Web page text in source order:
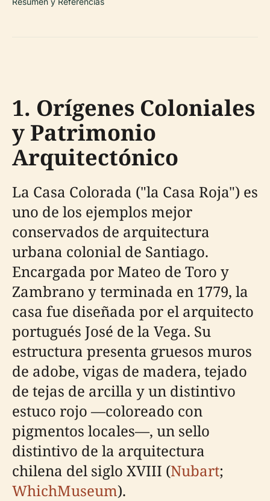
1. Orígenes Coloniales
y Patrimonio
Arquitectónico
La Casa Colorada ("la Casa Roja") es
uno de los ejemplos mejor
conservados de arquitectura
urbana colonial de Santiago.
Encargada por Mateo de Toro y
Zambrano y terminada en 1779, la
casa fue diseñada por el arquitecto
portugués José de la Vega. Su
estructura presenta gruesos muros
de adobe, vigas de madera, tejado
de tejas de arcilla y un distintivo
estuco rojo —coloreado con
pigmentos locales—, un sello
distintivo de la arquitectura
chilena del siglo XVIII (Nubart;
WhichMuseum).